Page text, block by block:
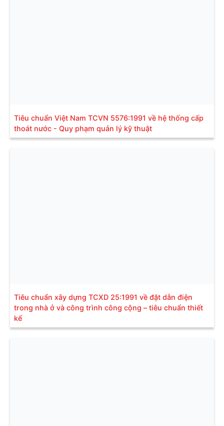
Tiêu chuẩn Việt Nam TCVN 5576:1991 về hệ thống cấp
thoát nước - Quy phạm quản lý kỹ thuật
Tiêu chuẩn xây dựng TCXD 25:1991 về đặt dẫn điện
trong nhà ở và công trình công cộng – tiêu chuẩn thiết
kế